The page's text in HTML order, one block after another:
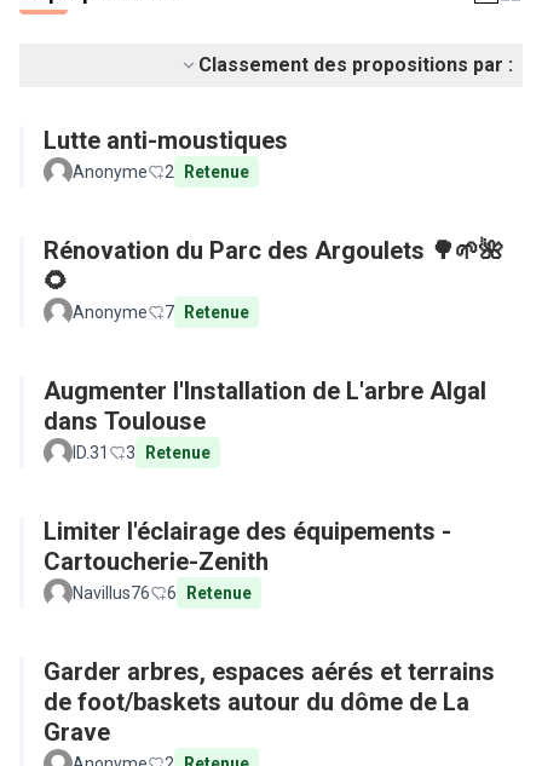
Classement des propositions par :
Lutte anti-moustiques
Anonyme 2 Retenue
Rénovation du Parc des Argoulets 🌳🌱🌺
🌻
Anonyme 7 Retenue
Augmenter l'Installation de L'arbre Algal
dans Toulouse
ID.31 3 Retenue
Limiter l'éclairage des équipements -
Cartoucherie-Zenith
Navillus76 6 Retenue
Garder arbres, espaces aérés et terrains
de foot/baskets autour du dôme de La
Grave